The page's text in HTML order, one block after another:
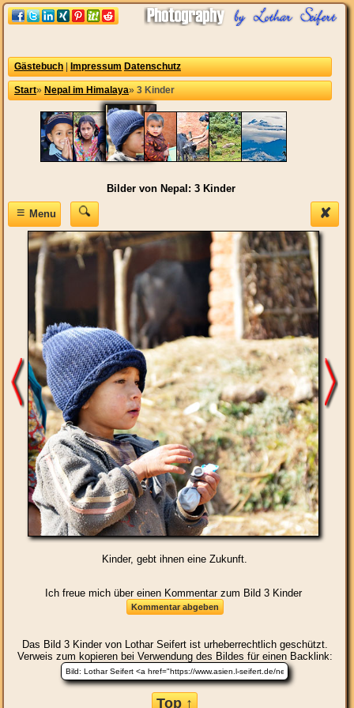
Gästebuch Impressum Datenschutz
Start» Nepal im Himalaya» 3 Kinder
Bilder von Nepal: 3 Kinder
✘
≡Menu
Kinder, gebt ihnen eine Zukunft.
Ich freue mich über einen Kommentar zum Bild 3 Kinder
Das Bild 3 Kindervon Lothar Seifert ist urheberrechtlich geschützt.
Verweis zum kopieren bei Verwendung des Bildes für einen Backlink:
Top ↑